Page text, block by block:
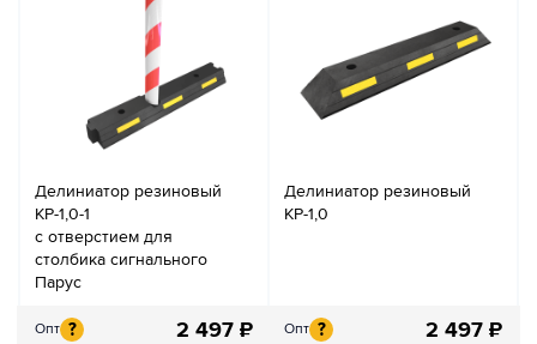
Делиниатор резиновый
КР-1,0-1
с отверстием для
столбика сигнального
Парус
Опт ? 2 497 ₽
Делиниатор резиновый
КР-1,0
Опт ? 2 497 ₽